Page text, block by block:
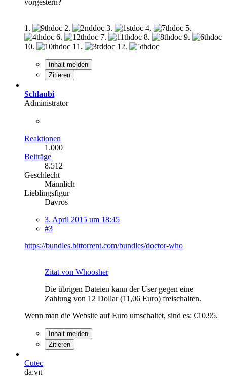
1. 2. 3. 4.
5.
6.
7. 8.
9.
10.
11. 12.
Inhalt melden
Zitieren
Schlaubi
Administrator
Reaktionen
1.000
Beiträge
8.512
Geschlecht
Männlich
Lieblingsfigur
Davros
3. April 2015 um 18:45
#3
https://bundles.bittorrent.com/bundles/doctor-who
Zitat von Whoosher
Die übrigen Dateien kann der User gegen eine
Zahlung von 12 Dollar (11,06 Euro) freischalten.
Wenn man die Website auf Euro umschaltet, sind es: €10.95.
Inhalt melden
Zitieren
Cutec
daːvɪt